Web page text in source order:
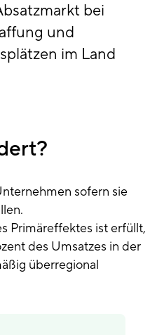
bei
und
im Land
sofern sie
Primäreffektes ist erfüllt,
des Umsatzes in der
überregional